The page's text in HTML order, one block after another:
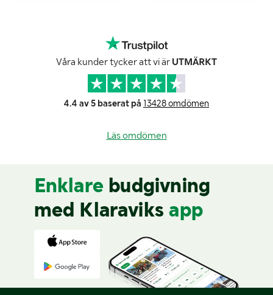
Våra kunder tycker att vi är UTMÄRKT
4.4 av 5 baserat på 13428 omdömen
Läs omdömen
Enklare budgivning
med Klaraviks app